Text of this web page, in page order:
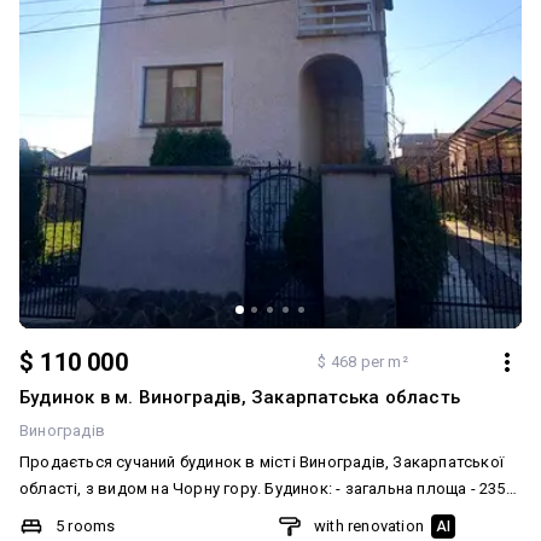
стан. Меблювання: Так. Комфорт: Підсобні приміщення, Камін.
Комунікації: Центральна каналізація, Електрика, Газ,
Центральний водопровід, Свердловина
$ 110 000 $ 468 per m²
Будинок в м. Виноградів, Закарпатська область
Виноградів
Продається сучаний будинок в місті Виноградів, Закарпатської
області, з видом на Чорну гору. Будинок: - загальна площа - 235
кв.м. - житлова площа: 105 кв.м. - 5 великих світлих кімнат + 2
5 rooms
with renovation AI